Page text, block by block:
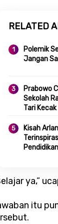
RELATED
Polemik
Jangan
Prabowo
Sekolah
Tari
Kisah
Pendidikan
ya,”
itu